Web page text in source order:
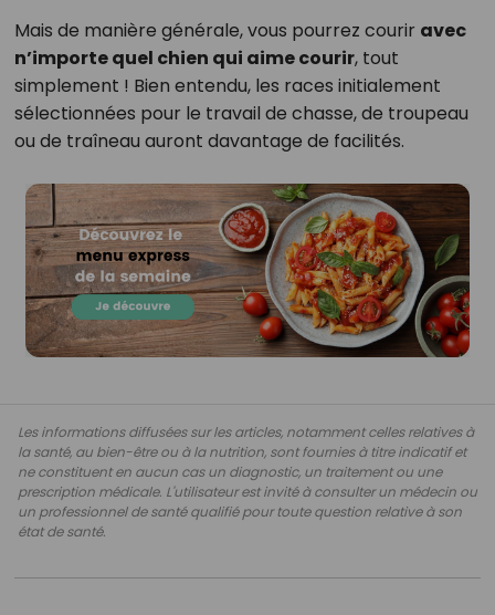
Mais de manière générale, vous pourrez courir avec
n’importe quel chien qui aime courir, tout
simplement ! Bien entendu, les races initialement
sélectionnées pour le travail de chasse, de troupeau
ou de traîneau auront davantage de facilités.
Les informations diffusées sur les articles, notamment celles relatives à
la santé, au bien-être ou à la nutrition, sont fournies à titre indicatif et
ne constituent en aucun cas un diagnostic, un traitement ou une
prescription médicale. L'utilisateur est invité à consulter un médecin ou
un professionnel de santé qualifié pour toute question relative à son
état de santé.